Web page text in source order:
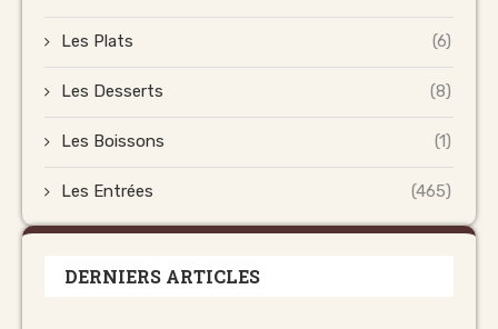
Les Plats (6)
Les Desserts (8)
Les Boissons (1)
Les Entrées (465)
DERNIERS ARTICLES